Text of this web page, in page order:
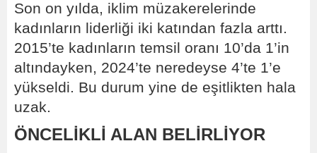
Son on yılda, iklim müzakerelerinde
kadınların liderliği iki katından fazla arttı.
2015’te kadınların temsil oranı 10’da 1’in
altındayken, 2024’te neredeyse 4’te 1’e
yükseldi. Bu durum yine de eşitlikten hala
uzak.
ÖNCELİKLİ ALAN BELİRLİYOR